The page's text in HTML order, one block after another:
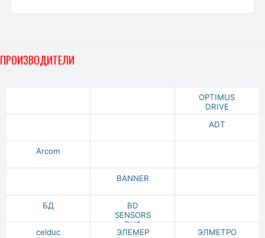
ПРОИЗВОДИТЕЛИ
OPTIMUS
DRIVE
ADT
Arcom
BANNER
БД
BD
SENSORS
RUS
celduc
ЭЛЕМЕР ЭЛМЕТРО